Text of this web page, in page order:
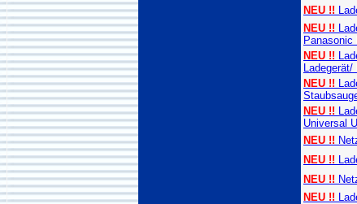
NEU !!
NEU !!
Panasonic
NEU !!
Ladegerät/
NEU !!
NEU !!
Universal
NEU !!
NEU !!
NEU !!
NEU !!